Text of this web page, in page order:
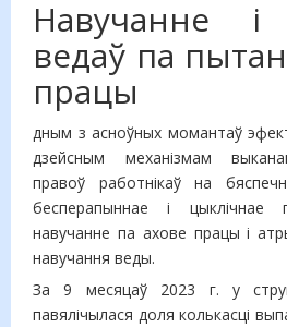
​Навучанне і
ведаў па
працы
дным з асноўных момантаў
дзейсным механізмам
правоў работнікаў на
бесперапыннае і цыклічнае
навучанне па ахове працы і
навучання веды.
За 9 месяцаў 2023 г. у
павялічылася доля колькасці